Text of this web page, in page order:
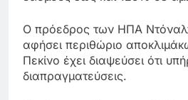
Ο πρόεδρος των ΗΠΑ
αφήσει περιθώριο
Πεκίνο έχει διαψεύσει ότι
διαπραγματεύσεις.